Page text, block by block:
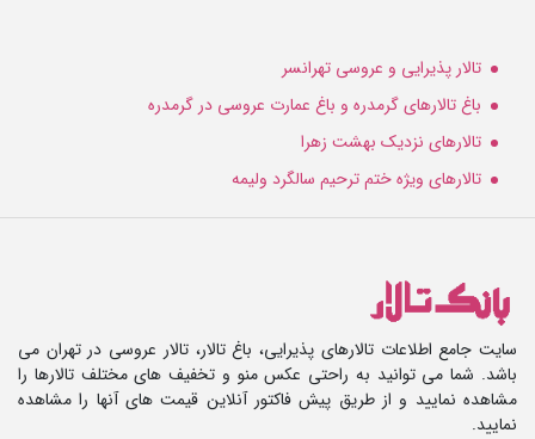
تالار پذیرایی و عروسی تهرانسر
باغ تالارهای گرمدره و باغ عمارت عروسی در گرمدره
تالارهای نزدیک بهشت زهرا
تالارهای ویژه ختم ترحیم سالگرد ولیمه
سایت جامع اطلاعات تالارهای پذیرایی، باغ تالار، تالار عروسی در تهران می
باشد. شما می توانید به راحتی عکس منو و تخفیف های مختلف تالارها را
مشاهده نمایید و از طریق پیش فاکتور آنلاین قیمت های آنها را مشاهده
نمایید.